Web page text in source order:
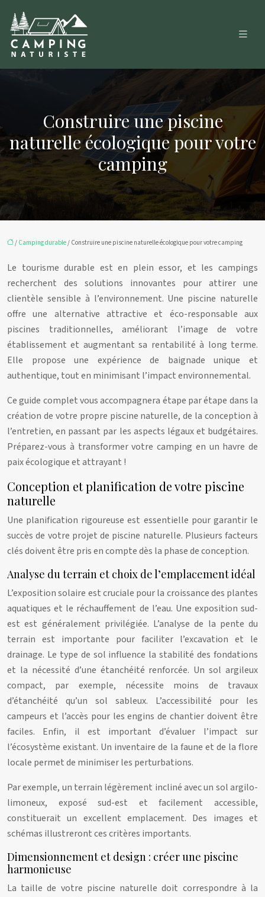
Construire une piscine
naturelle écologique pour votre
camping
/ Camping durable/ Construire une piscine naturelle écologique pour votre camping
Le tourisme durable est en plein essor, et les campings
recherchent des solutions innovantes pour attirer une
clientèle sensible à l’environnement. Une piscine naturelle
offre une alternative attractive et éco-responsable aux
piscines traditionnelles, améliorant l’image de votre
établissement et augmentant sa rentabilité à long terme.
Elle propose une expérience de baignade unique et
authentique, tout en minimisant l’impact environnemental.
Ce guide complet vous accompagnera étape par étape dans la
création de votre propre piscine naturelle, de la conception à
l’entretien, en passant par les aspects légaux et budgétaires.
Préparez-vous à transformer votre camping en un havre de
paix écologique et attrayant !
Conception et planification de votre piscine
naturelle
Une planification rigoureuse est essentielle pour garantir le
succès de votre projet de piscine naturelle. Plusieurs facteurs
clés doivent être pris en compte dès la phase de conception.
Analyse du terrain et choix de l’emplacement idéal
L’exposition solaire est cruciale pour la croissance des plantes
aquatiques et le réchauffement de l’eau. Une exposition sud-
est est généralement privilégiée. L’analyse de la pente du
terrain est importante pour faciliter l’excavation et le
drainage. Le type de sol influence la stabilité des fondations
et la nécessité d’une étanchéité renforcée. Un sol argileux
compact, par exemple, nécessite moins de travaux
d’étanchéité qu’un sol sableux. L’accessibilité pour les
campeurs et l’accès pour les engins de chantier doivent être
faciles. Enfin, il est important d’évaluer l’impact sur
l’écosystème existant. Un inventaire de la faune et de la flore
locale permet de minimiser les perturbations.
Par exemple, un terrain légèrement incliné avec un sol argilo-
limoneux, exposé sud-est et facilement accessible,
constituerait un excellent emplacement. Des images et
schémas illustreront ces critères importants.
Dimensionnement et design : créer une piscine
harmonieuse
La taille de votre piscine naturelle doit correspondre à la